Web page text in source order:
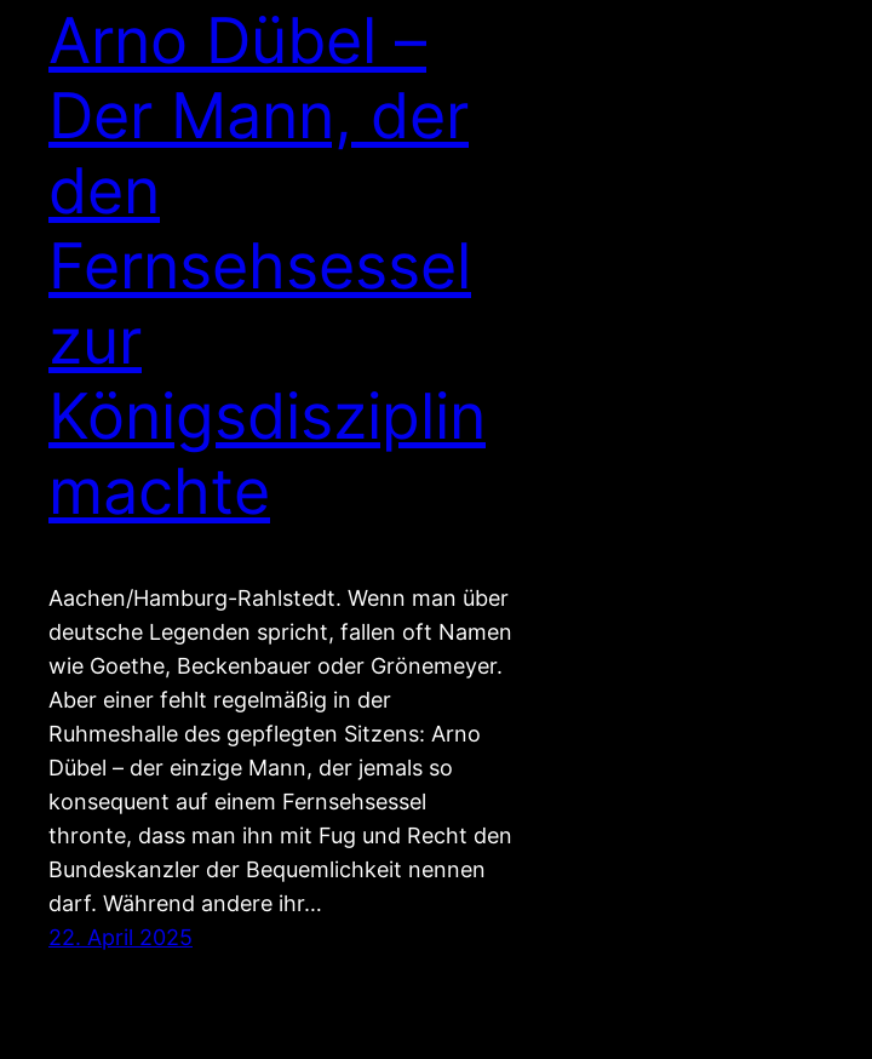
Arno Dübel –
Der Mann, der
den
Fernsehsessel
zur
Königsdisziplin
machte
Aachen/Hamburg-Rahlstedt. Wenn man über
deutsche Legenden spricht, fallen oft Namen
wie Goethe, Beckenbauer oder Grönemeyer.
Aber einer fehlt regelmäßig in der
Ruhmeshalle des gepflegten Sitzens: Arno
Dübel – der einzige Mann, der jemals so
konsequent auf einem Fernsehsessel
thronte, dass man ihn mit Fug und Recht den
Bundeskanzler der Bequemlichkeit nennen
darf. Während andere ihr…
22. April 2025